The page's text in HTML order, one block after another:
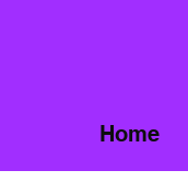
Home